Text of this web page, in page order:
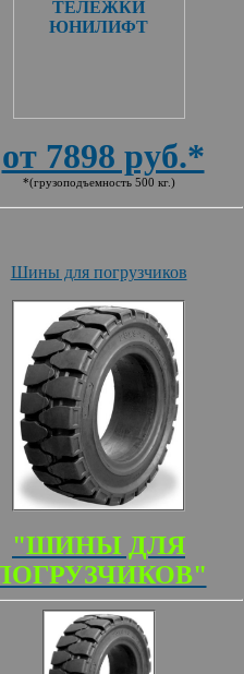
от 7898 руб.*
*(грузоподъемность 500 кг.)
Шины для погрузчиков
"ШИНЫ ДЛЯ